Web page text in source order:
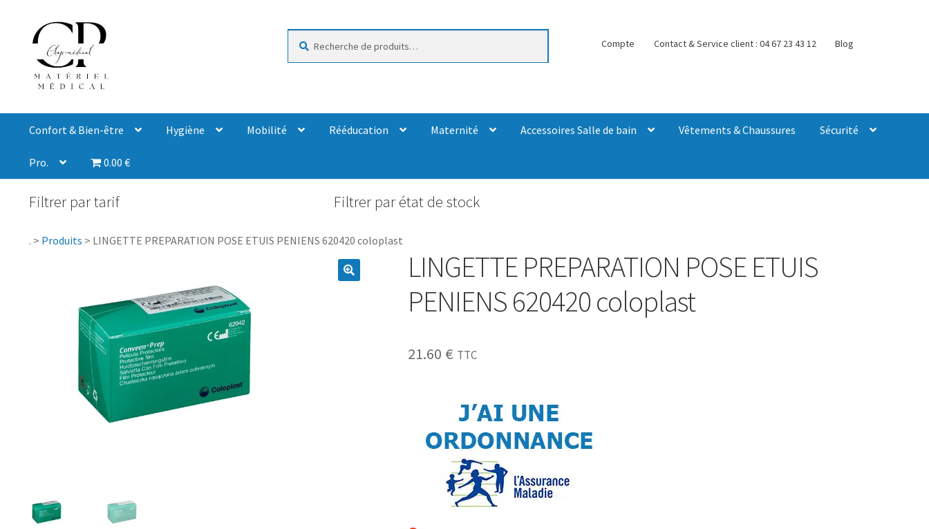
Compte Contact & Service client : 04 67 23 43 12 Blog
Confort & Bien-être Hygiène Mobilité Rééducation Maternité Accessoires Salle de bain Vêtements & Chaussures Sécurité
Pro. 0.00 €
Filtrer par tarif Filtrer par état de stock
. > Produits > LINGETTE PREPARATION POSE ETUIS PENIENS 620420 coloplast
LINGETTE PREPARATION POSE ETUIS
PENIENS 620420 coloplast
21.60 € TTC